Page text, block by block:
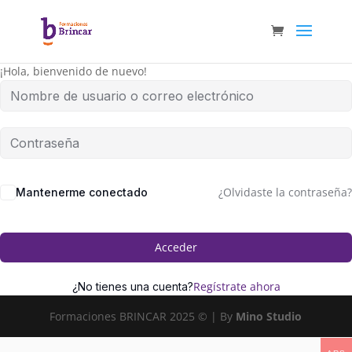
¡Hola, bienvenido de nuevo!
Mantenerme conectado ¿Olvidaste la contraseña?
Acceder
¿No tienes una cuenta?Regístrate ahora
Formaciones BRINCAR 2025 © | By Mino Studio